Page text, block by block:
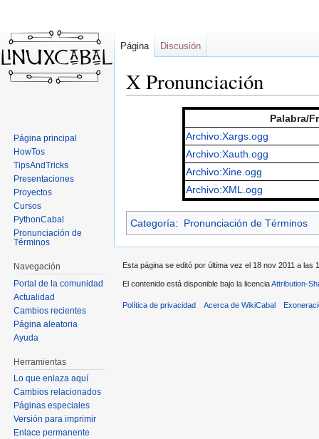
X Pronunciación
Palabra/
Archivo:Xargs.ogg
Archivo:Xauth.ogg
Archivo:Xine.ogg
Archivo:XML.ogg
Categoría: Pronunciación de Términos
Página Discusión
Página principal
HowTos
TipsAndTricks
Presentaciones
Proyectos
Cursos
PythonCabal
Pronunciación de
Términos
Navegación
Portal de la comunidad
Actualidad
Cambios recientes
Página aleatoria
Ayuda
Herramientas
Lo que enlaza aquí
Cambios relacionados
Páginas especiales
Versión para imprimir
Enlace permanente
Esta página se editó por última vez el 18 nov 2011 a las
El contenido está disponible bajo la licenciaAttribution-
Política de privacidad Acerca de WikiCabal